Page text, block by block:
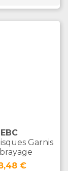
EBC
Garnis
€